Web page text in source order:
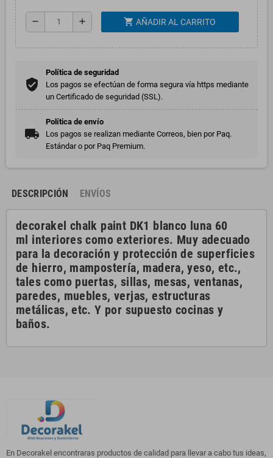
remove add shopping_cart AÑADIR AL CARRITO
Política de seguridad
Los pagos se efectúan de forma segura vía https mediante
un Certificado de seguridad (SSL).
Política de envío
Los pagos se realizan mediante Correos, bien por Paq.
Estándar o por Paq Premium.
DESCRIPCIÓN ENVÍOS
decorakel chalk paint DK1 blanco luna 60
ml interiores como exteriores. Muy adecuado
para la decoración y protección de superficies
de hierro, mampostería, madera, yeso, etc.,
tales como puertas, sillas, mesas, ventanas,
paredes, muebles, verjas, estructuras
metálicas, etc. Y por supuesto cocinas y
baños.
En Decorakel encontraras productos de calidad para llevar a cabo tus ideas,